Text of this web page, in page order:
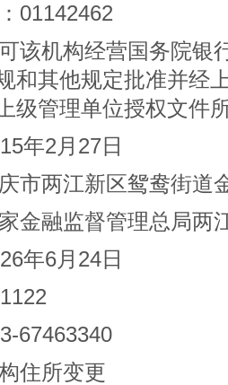
01142462
该机构经营国务院银
和其他规定批准并经
级管理单位授权文件
年2月27日
市两江新区鸳鸯街道
金融监督管理总局两
年6月24日
67463340
住所变更